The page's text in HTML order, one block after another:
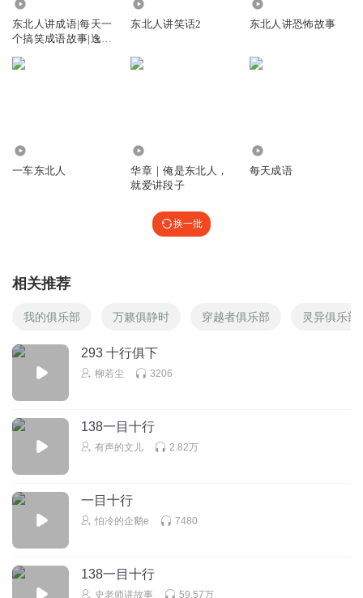
东北人讲成语|每天一
个搞笑成语故事|逸闻
东北人讲笑话2 东北人讲恐怖故事
一车东北人
华章｜俺是东北人，
就爱讲段子
每天成语
换一批
相关推荐
我的俱乐部 万籁俱静时 穿越者俱乐部 灵异俱乐部
293 十行俱下
柳若尘 3206
138一目十行
有声的文儿 2.82万
一目十行
怕冷的企鹅e 7480
138一目十行
史老师讲故事 59.57万